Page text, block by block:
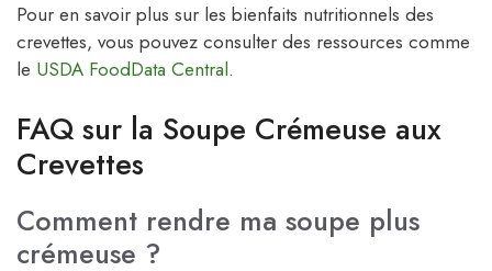
Pour en savoir plus sur les bienfaits nutritionnels des
crevettes, vous pouvez consulter des ressources comme
le USDA FoodData Central.
FAQ sur la Soupe Crémeuse aux
Crevettes
Comment rendre ma soupe plus
crémeuse ?